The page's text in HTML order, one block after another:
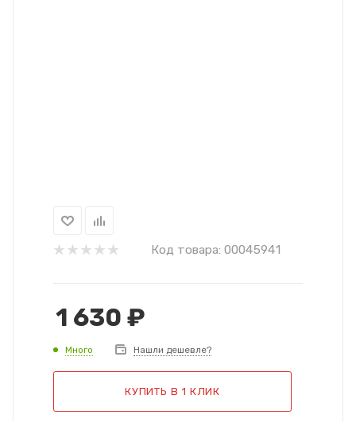
Код товара: 00045941
1 630 ₽
Много Нашли дешевле?
КУПИТЬ В 1 КЛИК